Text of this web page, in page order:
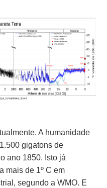
A humanidade
gigatons de
ano 1850. Isto já
a mais de 1º C em
segundo a WMO. E